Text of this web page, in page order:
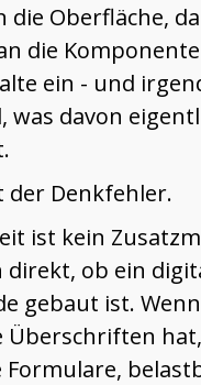
die Oberfläche,
die
ein - und
was davon
der Denkfehler.
ist kein
direkt, ob ein
gebaut ist.
Überschriften hat,